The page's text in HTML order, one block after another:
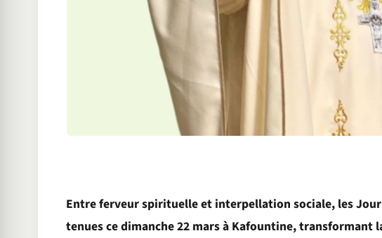
Entre ferveur spirituelle et interpellation sociale, les
tenues ce dimanche 22 mars à Kafountine, transformant